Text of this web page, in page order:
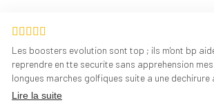
Les boosters evolution sont top ; ils m'ont bp
reprendre en tte securite sans apprehension mes
longues marches golfiques suite a une dechirure
Lire la suite